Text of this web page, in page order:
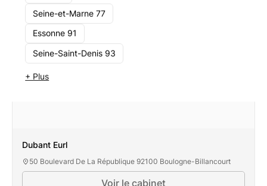
Seine-et-Marne 77
Essonne 91
Seine-Saint-Denis 93
+ Plus
Dubant Eurl
50 Boulevard De La République 92100 Boulogne-Billancourt
Voir le cabinet